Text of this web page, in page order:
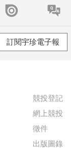
訂閱宇珍電子報
競投登記
網上競投
徵件
出版圖錄